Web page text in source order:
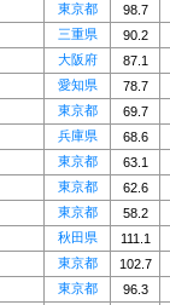
東京都
98.7
三重県
90.2
大阪府
87.1
愛知県
78.7
東京都
69.7
兵庫県
68.6
東京都
63.1
東京都
62.6
東京都
58.2
秋田県
111.1
東京都
102.7
東京都
96.3